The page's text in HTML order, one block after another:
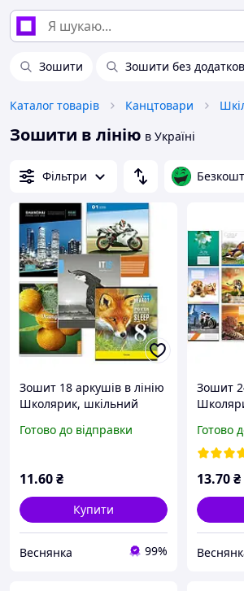
Зошити Зошити без
Каталог товарів Канцтовари
Зошити в лінію в Україні
Фільтри
Зошит 18 аркушів в лінію
Школярик, шкільний
дівчат
Готово до відправки
11.60₴
Купити
Веснянка 99%
Зошит
дівчат
Готово
13.70₴